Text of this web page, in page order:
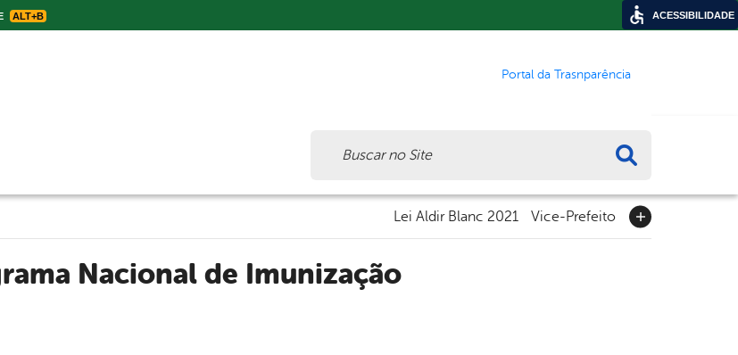
ALT+B
Portal da Trasnparência
Lei Aldir Blanc 2021 Vice-Prefeito
Nacional de Imunização
ACESSIBILIDADE